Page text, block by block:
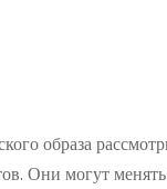
образа
Они могут